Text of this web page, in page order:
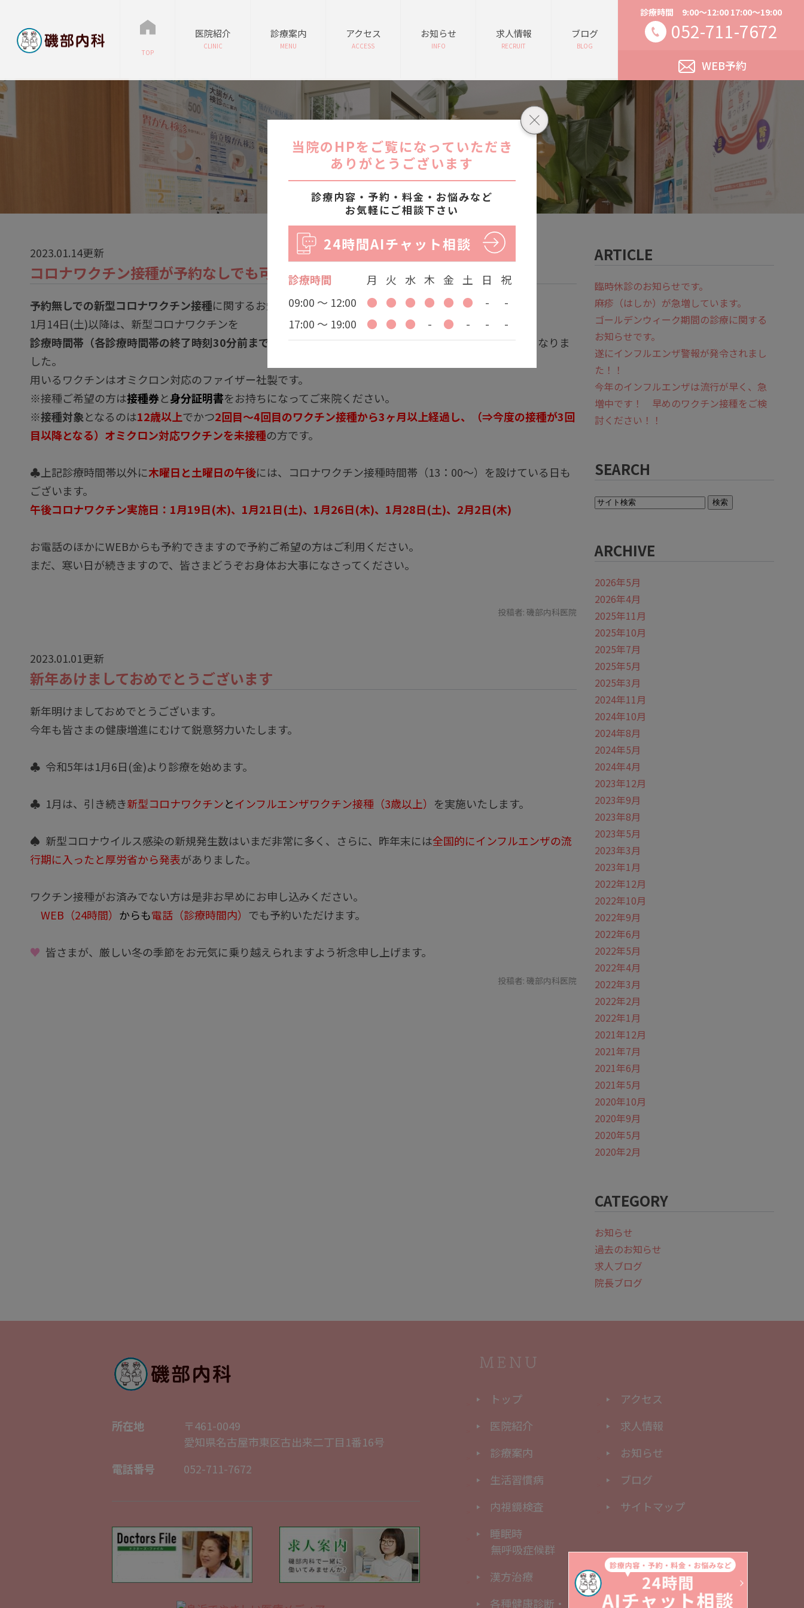
当院のHPをご覧になっていただき
ありがとうございます
診療内容・予約・料金・お悩みなど
お気軽にご相談下さい
24時間AIチャット相談
診療時間 月 火 水 木 金 土 日
祝
09:00 ～ 12:00
● ● ● ● ● ● -
-
17:00 ～ 19:00
● ● ● - ● - - -
TOP
医院紹介
CLINIC
診療案内
MENU
アクセス
ACCESS
お知らせ
INFO
求人情報
RECRUIT
ブログ
BLOG
診療時間 9:00～12:00 17:00～19:00
052-711-7672
WEB予約
月別: 2023年1月
2023.01.14更新
コロナワクチン接種が予約なしでも可能になりました。
予約無しでの新型コロナワクチン接種に関するお知らせです。
1月14日(土)以降は、新型コロナワクチンを
診療時間帯（各診療時間帯の終了時刻30分前まで受付けます）であればご予約無しでも当日接種が可能
になりま
した。
用いるワクチンはオミクロン対応のファイザー社製です。
※接種ご希望の方は接種券と身分証明書をお持ちになってご来院ください。
※接種対象となるのは12歳以上でかつ2回目～4回目のワクチン接種から3ヶ月以上経過し、（⇒今度の接種が3回
目以降となる）オミクロン対応ワクチンを未接種の方です。
♣上記診療時間帯以外に木曜日と土曜日の午後には、コロナワクチン接種時間帯（13：00～）を設けている日も
ございます。
午後コロナワクチン実施日：1月19日(木)、1月21日(土)、1月26日(木)、1月28日(土)、2月2日(木)
お電話のほかにWEBからも予約できますので予約ご希望の方はご利用ください。
まだ、寒い日が続きますので、皆さまどうぞお身体お大事になさってください。
投稿者: 磯部内科医院
2023.01.01更新
新年あけましておめでとうございます
新年明けましておめでとうございます。
今年も皆さまの健康増進にむけて鋭意努力いたします。
♣ 令和5年は1月6日(金)より診療を始めます。
♣ 1月は、引き続き新型コロナワクチンとインフルエンザワクチン接種（3歳以上） を実施いたします。
♠ 新型コロナウイルス感染の新規発生数はいまだ非常に多く、さらに、昨年末には全国的にインフルエンザの流
行期に入ったと厚労省から発表がありました。
ワクチン接種がお済みでない方は是非お早めにお申し込みください。
WEB（24時間） からも電話（診療時間内） でも予約いただけます。
♥ 皆さまが、厳しい冬の季節をお元気に乗り越えられますよう祈念申し上げます。
投稿者: 磯部内科医院
ARTICLE
臨時休診のお知らせです。
麻疹（はしか）が急増しています。
ゴールデンウィーク期間の診療に関する
お知らせです。
遂にインフルエンザ警報が発令されまし
た！！
今年のインフルエンザは流行が早く、急
増中です！ 早めのワクチン接種をご検
討ください！！
SEARCH
ARCHIVE
2026年5月
2026年4月
2025年11月
2025年10月
2025年7月
2025年5月
2025年3月
2024年11月
2024年10月
2024年8月
2024年5月
2024年4月
2023年12月
2023年9月
2023年8月
2023年5月
2023年3月
2023年1月
2022年12月
2022年10月
2022年9月
2022年6月
2022年5月
2022年4月
2022年3月
2022年2月
2022年1月
2021年12月
2021年7月
2021年6月
2021年5月
2020年10月
2020年9月
2020年5月
2020年2月
CATEGORY
お知らせ
過去のお知らせ
求人ブログ
院長ブログ
所在地
〒461-0049
愛知県名古屋市東区古出来二丁目1番16号
電話番号
052-711-7672
トップ
医院紹介
診療案内
生活習慣病
内視鏡検査
睡眠時
無呼吸症候群
漢方治療
各種健康診断・
アクセス
求人情報
お知らせ
ブログ
サイトマップ